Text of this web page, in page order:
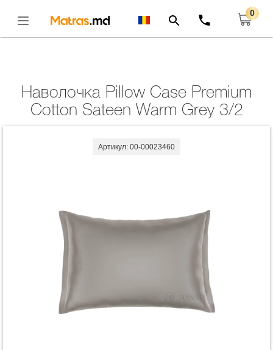
0
Наволочка Pillow Case Premium Cotton Sateen Warm
Grey 3/2
Наволочка Pillow Case Premium
Cotton Sateen Warm Grey 3/2
Артикул: 00-00023460